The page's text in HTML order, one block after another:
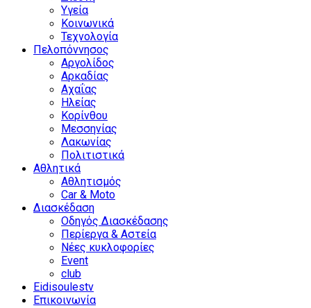
Υγεία
Κοινωνικά
Τεχνολογία
Πελοπόννησος
Αργολίδος
Αρκαδίας
Αχαΐας
Ηλείας
Κορίνθου
Μεσσηνίας
Λακωνίας
Πολιτιστικά
Αθλητικά
Αθλητισμός
Car & Moto
Διασκέδαση
Οδηγός Διασκέδασης
Περίεργα & Αστεία
Νέες κυκλοφορίες
Event
club
Eidisoulestv
Επικοινωνία